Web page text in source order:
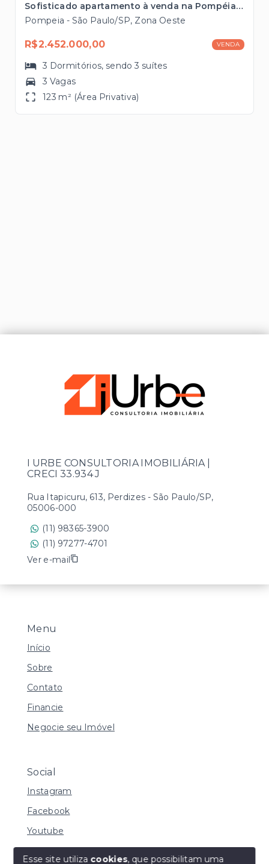
Sofisticado apartamento à venda na Pompéia com 123m², 3 suítes, 3 vagas próximo ao Bourbon Shopping
Pompeia - São Paulo/SP, Zona Oeste
R$2.452.000,00 VENDA
3 Dormitórios, sendo3 suítes
3 Vagas
123 m² (Área Privativa)
Menu
Início
Sobre
Contato
Financie
Negocie seu Imóvel
Social
Instagram
Facebook
Youtube
I URBE CONSULTORIA IMOBILIÁRIA |
CRECI 33.934 J
Rua Itapicuru, 613, Perdizes - São Paulo/SP,
05006-000
(11) 98365-3900
(11) 97277-4701
Ver e-mail
Esse site utiliza cookies, que possibilitam uma